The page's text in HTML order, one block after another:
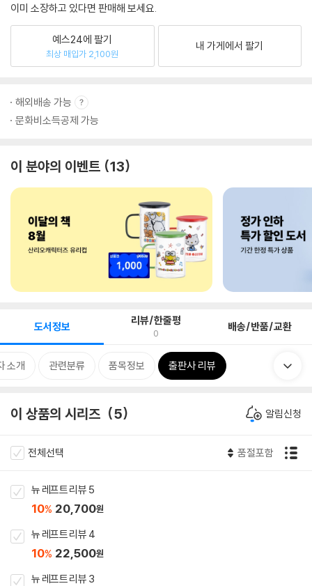
이미 소장하고 있다면 판매해 보세요.
예스24에 팔기
최상 매입가 2,100원
내 가게에서 팔기
해외배송 가능
문화비소득공제 가능
이 분야의 이벤트 13
도서정보 리뷰/한줄평
0 배송/반품/교환
소개 관련분류 품목정보 출판사 리뷰
이 상품의 시리즈 5 알림신청
전체선택 품절포함
뉴 레프트 리뷰 5
10% 20,700원
뉴 레프트 리뷰 4
10% 22,500원
뉴 레프트 리뷰 3